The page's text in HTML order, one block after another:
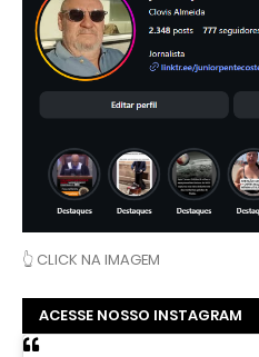
👆 CLICK NA IMAGEM
ACESSE NOSSO INSTAGRAM